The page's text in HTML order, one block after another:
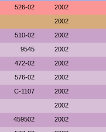
526-02 2002
2002
510-02 2002
9545 2002
472-02 2002
576-02 2002
C-1107 2002
2002
459502 2002